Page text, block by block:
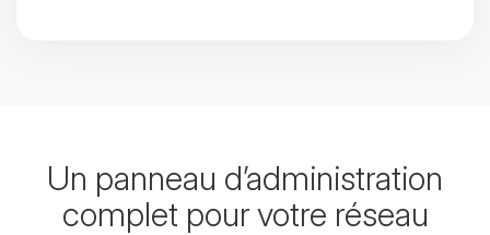
Un panneau d’administration
complet pour votre réseau